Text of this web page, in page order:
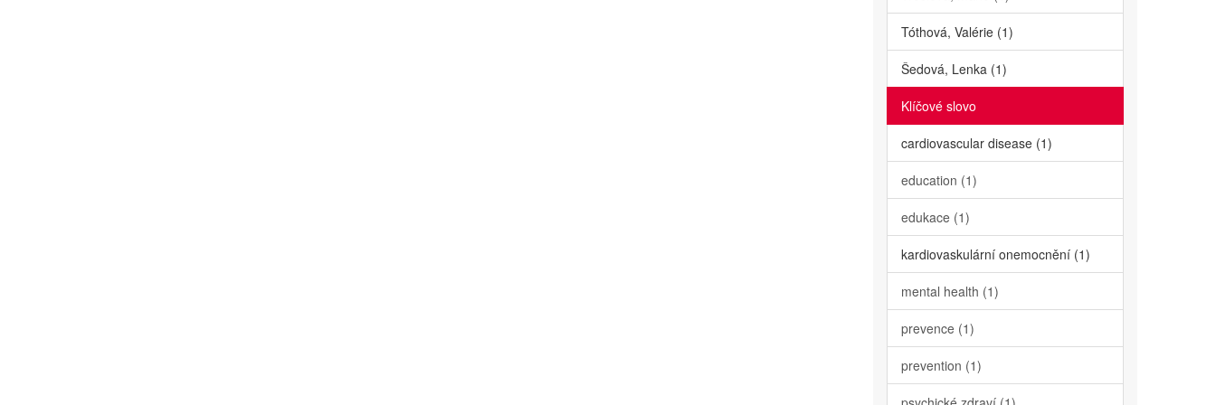
Tóthová, Valérie (1)
Šedová, Lenka (1)
Klíčové slovo
cardiovascular disease (1)
education (1)
edukace (1)
kardiovaskulární onemocnění (1)
mental health (1)
prevence (1)
prevention (1)